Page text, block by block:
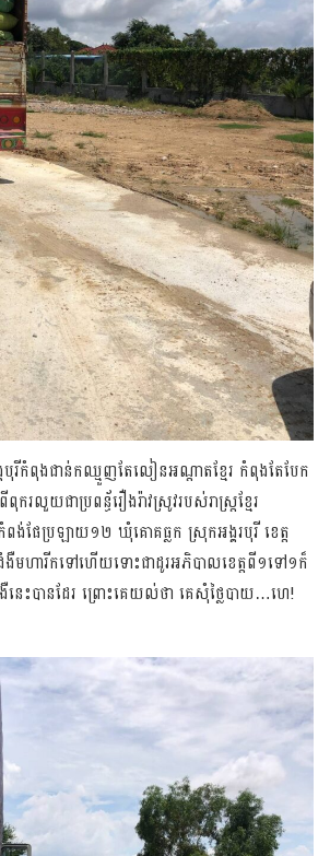
បុរីកំពុងជាន់កឈ្មួញតែលៀនអណ្តាត​ខ្មែរ កំពុងតែបែក​
ករលួយជាប្រពន្ធ័រឿងរ៉ាវស្រូវរបស់រាស្រ្តខ្មែរ
ែប្រឡាយ​១២ ឃុំគោគធ្លក ស្រុកអង្គរបុរី ខេត្ត
ជំងឺមហារីកទៅហើយទោះជាដូរអភិបាលខេត្តពី១ទៅ១ក៏
ងឺនេះបានដែរ ព្រោះគេយល់ថា គេសុំថ្លៃបាយ…ហេ!